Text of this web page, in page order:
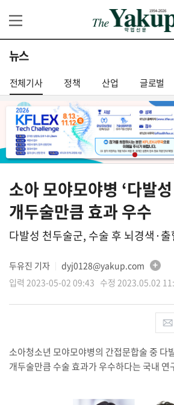
뉴스
전체기사 정책 산업 글로벌
소아 모야모야병 ‘다발
개두술만큼 효과 우수
다발성 천두술군, 수술 후 뇌경색·
두유진 기자
dyj0128@yakup.com
입력 2023-05-02 09:43 수정 2023.05.02
소아청소년 모야모야병의 간접문합술 중 다
개두술만큼 수술 효과가 우수하다는 국내 연